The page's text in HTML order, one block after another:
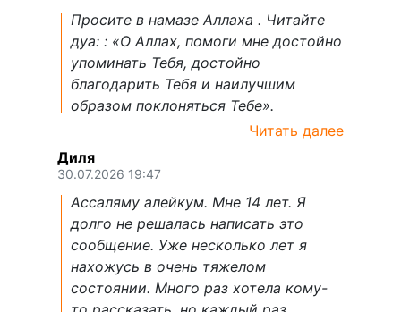
Просите в намазе Аллаха . Читайте
дуа: : «О Аллах, помоги мне достойно
упоминать Тебя, достойно
благодарить Тебя и наилучшим
образом поклоняться Тебе».
Читать далее
Диля
30.07.2026 19:47
Ассаляму алейкум. Мне 14 лет. Я
долго не решалась написать это
сообщение. Уже несколько лет я
нахожусь в очень тяжелом
состоянии. Много раз хотела кому-